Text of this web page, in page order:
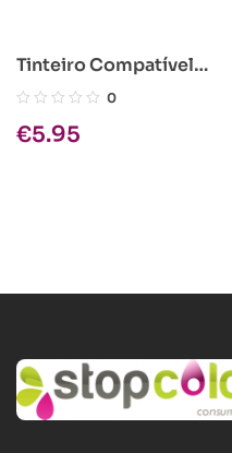
Tinteiro Compatível
Epson S020049 Tri-
0
€5.95